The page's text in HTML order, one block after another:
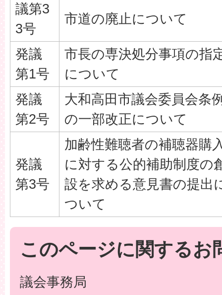
議第3
3号
市道の廃止について
発議
第1号
市長の専決処分事項の指
について
発議
第2号
大和高田市議会委員会条
の一部改正について
発議
第3号
加齢性難聴者の補聴器購
に対する公的補助制度の
設を求める意見書の提出
ついて
このページに関するお
議会事務局